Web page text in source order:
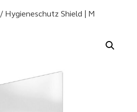
/ Hygieneschutz Shield | M